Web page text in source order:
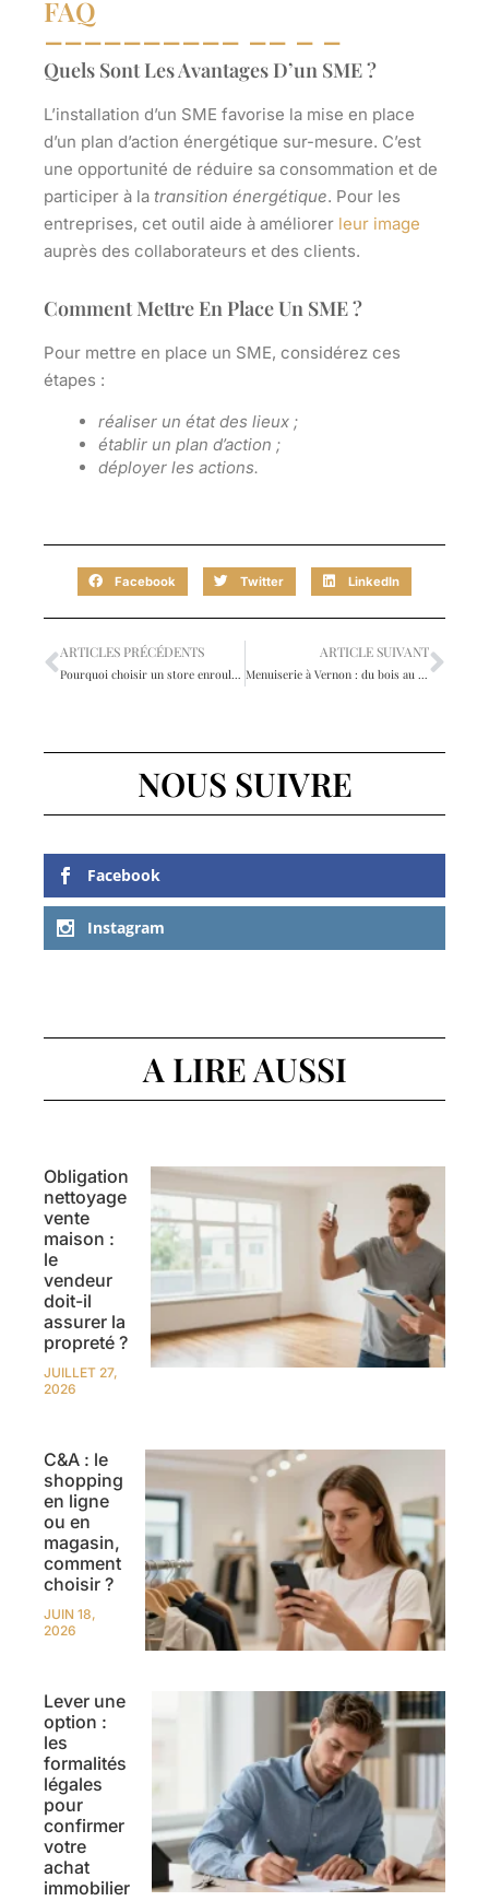
FAQ
Quels Sont Les Avantages D’un SME ?
L’installation d’un SME favorise la mise en place
d’un plan d’action énergétique sur-mesure. C’est
une opportunité de réduire sa consommation et de
participer à la transition énergétique. Pour les
entreprises, cet outil aide à améliorer leur image
auprès des collaborateurs et des clients.
Comment Mettre En Place Un SME ?
Pour mettre en place un SME, considérez ces
étapes :
réaliser un état des lieux ;
établir un plan d’action ;
déployer les actions.
Facebook Twitter LinkedIn
ARTICLES PRÉCÉDENTS
Pourquoi choisir un store enrouleur occultant sur mesure pour un sommeil vraiment réparateur
ARTICLE SUIVANT
Menuiserie à Vernon : du bois au design, l’art de la transformation
NOUS SUIVRE
Facebook
Instagram
A LIRE AUSSI
Obligation
nettoyage
vente
maison :
le
vendeur
doit-il
assurer la
propreté ?
JUILLET 27,
2026
C&A : le
shopping
en ligne
ou en
magasin,
comment
choisir ?
JUIN 18,
2026
Lever une
option :
les
formalités
légales
pour
confirmer
votre
achat
immobilier